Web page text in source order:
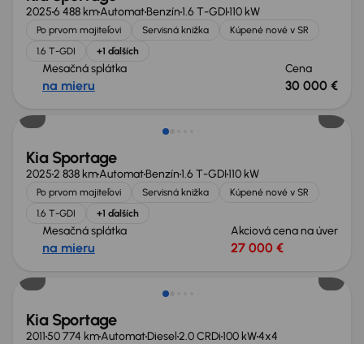
20256 488 kmAutomatBenzín1.6 T-GDI110 kW
Po prvom majiteľovi Servisná knižka
Kúpené nové v SR
1.6 T-GDI
+1 ďalších
Mesačná splátka
na mieru
Cena
30 000 €
Zlacnené o 4 200 €
Kia Sportage
20252 838 kmAutomatBenzín1.6 T-GDI110 kW
Po prvom majiteľovi Servisná knižka
Kúpené nové v SR
1.6 T-GDI
+1 ďalších
Mesačná splátka
na mieru
Akciová cena na úver
27 000 €
Kia Sportage
201150 774 kmAutomatDiesel2.0 CRDi100 kW4x4